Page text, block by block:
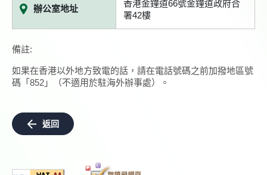
辦公室地址
香港金鐘道66號金鐘道政府合
署42樓
備註:
如果在香港以外地方致電的話，請在電話號碼之前加撥地區號
碼「852」（不適用於駐海外辦事處）。
返回